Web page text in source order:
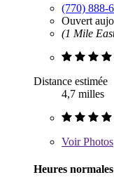
(770) 888-
Ouvert
(1 Mile
Distance estimée
4,7 milles
VoirPhotos
Heures normales